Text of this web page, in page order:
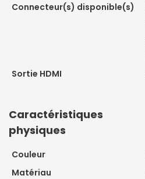
Connecteur(s) disponible(s)
Sortie HDMI
Caractéristiques
physiques
Couleur
Matériau